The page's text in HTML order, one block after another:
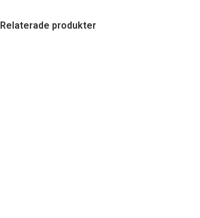
Relaterade produkter